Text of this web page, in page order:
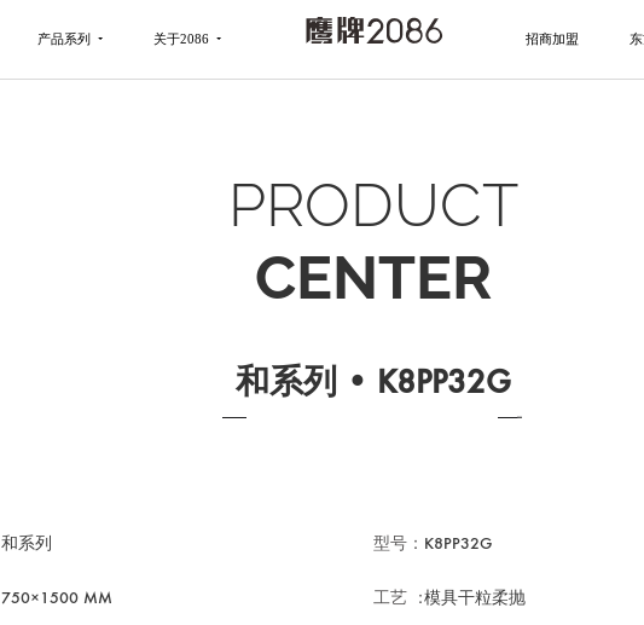
产品系列 关于2086 招商加盟
PRODUCT
CENTER
和系列 • K8PP32G
和系列 型号： K8PP32G
750×1500 MM 工艺 ：模具干粒柔抛